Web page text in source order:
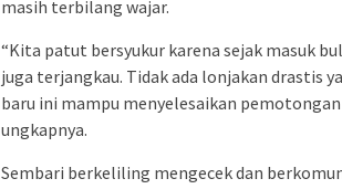
masih terbilang wajar.
“Kita patut bersyukur karena sejak masuk
juga terjangkau. Tidak ada lonjakan drastis
baru ini mampu menyelesaikan
ungkapnya.
Sembari berkeliling mengecek dan